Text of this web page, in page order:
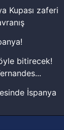
Ayarlar
Kupası zaferi
bitirecek!
İspanya